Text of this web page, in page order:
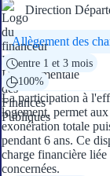
Direction
Allègement des
entre 1 et 3 mois
100%
La participation à
logement, permet
exonération totale
pendant 6 ans. Ce
charge financière
concernées.